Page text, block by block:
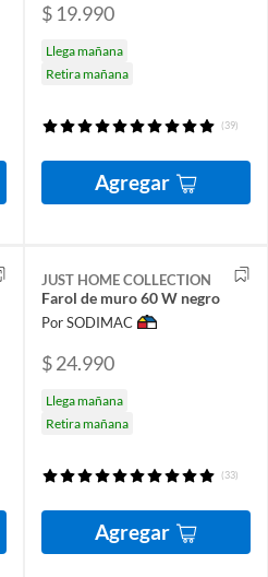
$ 19.990
Llega mañana
Retira mañana
(39)
Agregar
JUST HOME COLLECTION
Farol de muro 60 W negro
Por SODIMAC
$ 24.990
Llega mañana
Retira mañana
(33)
Agregar